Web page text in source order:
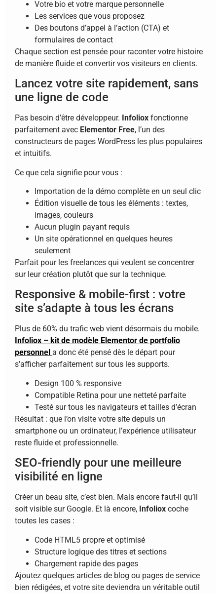
Votre bio et votre marque personnelle
Les services que vous proposez
Des boutons d’appel à l’action (CTA) et
formulaires de contact
Chaque section est pensée pour raconter votre histoire
de manière fluide et convertir vos visiteurs en clients.
Lancez votre site rapidement, sans
une ligne de code
Pas besoin d’être développeur. Infoliox fonctionne
parfaitement avec Elementor Free, l’un des
constructeurs de pages WordPress les plus populaires
et intuitifs.
Ce que cela signifie pour vous :
Importation de la démo complète en un seul clic
Édition visuelle de tous les éléments : textes,
images, couleurs
Aucun plugin payant requis
Un site opérationnel en quelques heures
seulement
Parfait pour les freelances qui veulent se concentrer
sur leur création plutôt que sur la technique.
Responsive & mobile-first : votre
site s’adapte à tous les écrans
Plus de 60% du trafic web vient désormais du mobile.
Infoliox – kit de modèle Elementor de portfolio
personnel a donc été pensé dès le départ pour
s’afficher parfaitement sur tous les supports.
Design 100 % responsive
Compatible Retina pour une netteté parfaite
Testé sur tous les navigateurs et tailles d’écran
Résultat : que l’on visite votre site depuis un
smartphone ou un ordinateur, l’expérience utilisateur
reste fluide et professionnelle.
SEO-friendly pour une meilleure
visibilité en ligne
Créer un beau site, c’est bien. Mais encore faut-il qu’il
soit visible sur Google. Et là encore, Infoliox coche
toutes les cases :
Code HTML5 propre et optimisé
Structure logique des titres et sections
Chargement rapide des pages
Ajoutez quelques articles de blog ou pages de service
bien rédigées, et votre site deviendra un véritable outil